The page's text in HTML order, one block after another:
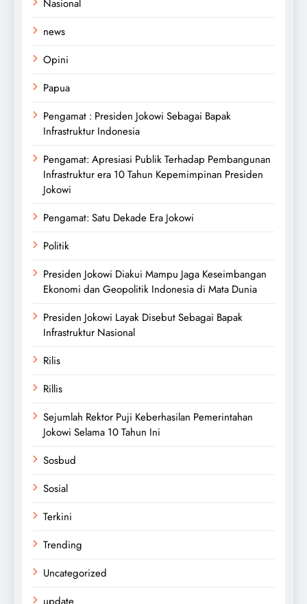
Nasional
news
Opini
Papua
Pengamat : Presiden Jokowi Sebagai Bapak
Infrastruktur Indonesia
Pengamat: Apresiasi Publik Terhadap Pembangunan
Infrastruktur era 10 Tahun Kepemimpinan Presiden
Jokowi
Pengamat: Satu Dekade Era Jokowi
Politik
Presiden Jokowi Diakui Mampu Jaga Keseimbangan
Ekonomi dan Geopolitik Indonesia di Mata Dunia
Presiden Jokowi Layak Disebut Sebagai Bapak
Infrastruktur Nasional
Rilis
Rillis
Sejumlah Rektor Puji Keberhasilan Pemerintahan
Jokowi Selama 10 Tahun Ini
Sosbud
Sosial
Terkini
Trending
Uncategorized